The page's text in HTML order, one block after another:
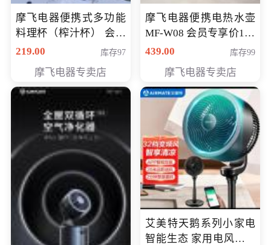
摩飞电器便携式多功能
料理杯（榨汁杯） 会员
专享价118元
219.00 库存97
摩飞电器专卖店
摩飞电器便携电热水壶
MF-W08 会员专享价198
元
439.00 库存99
摩飞电器专卖店
艾美特天鹅系列小家电
智能生态 家用电风扇直